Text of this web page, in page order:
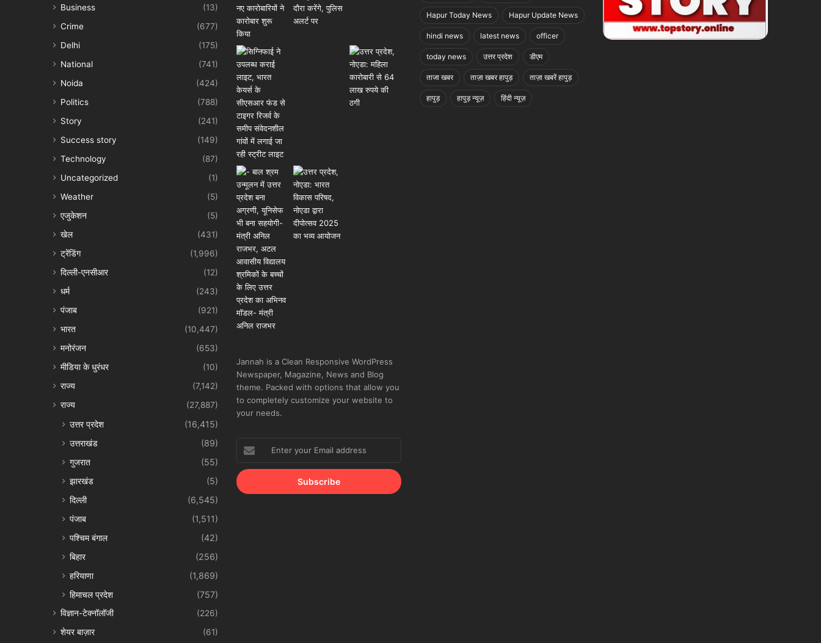
Business
(13)
Crime
(677)
Delhi
(175)
National
(741)
Noida
(424)
Politics
(788)
Story
(241)
Success story
(149)
Technology
(87)
Uncategorized
(1)
Weather
(5)
एजुकेशन
(5)
खेल
(431)
ट्रेंडिंग
(1,996)
दिल्ली-एनसीआर
(12)
धर्म
(243)
पंजाब
(921)
भारत
(10,447)
मनोरंजन
(653)
मीडिया के धुरंधर
(10)
राज्य
(7,142)
राज्य
(27,887)
उत्तर प्रदेश
(16,415)
उत्तराखंड
(89)
गुजरात
(55)
झारखंड
(5)
दिल्ली
(6,545)
पंजाब
(1,511)
पश्चिम बंगाल
(42)
बिहार
(256)
हरियाणा
(1,869)
हिमाचल प्रदेश
(757)
विज्ञान-टेक्नॉलॉजी
(226)
शेयर बाज़ार
(61)
Jannah is a Clean Responsive WordPress
Newspaper, Magazine, News and Blog
theme. Packed with options that allow you
to completely customize your website to
your needs.
your
Email
address
Hapur Today News Hapur Update News
hindi news latest news officer
today news उत्तर प्रदेश डीएम
ताजा खबर ताज़ा खबर हापुड़ ताज़ा खबरें हापुड़
हापुड़ हापुड़ न्यूज़ हिंदी न्यूज़